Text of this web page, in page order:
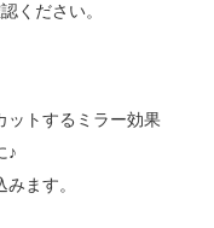
ください。
ットするミラー効果
♪
ます。